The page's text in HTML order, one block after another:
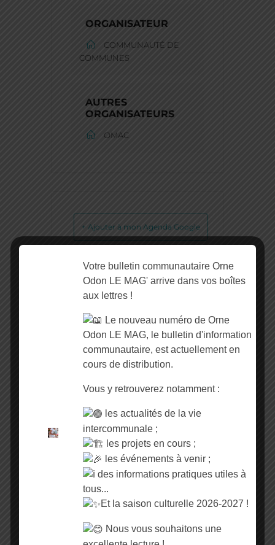
ORGANISATEUR
COMMUNAUTÉ DE
COMMUNES
AUTRES
ORGANISATEURS
OMAC
+ Ajouter à mon Agenda Google
+ iCal / Outlook export
L'événement est terminé.
Étiquettes : ,
#EVÉNEMENT , #SPECTACLE ,
SAISON CULTURELLE
PARTAGEZ CET
ÉVÉNEMENT
Votre bulletin communautaire Orne
Odon LE MAG' arrive dans vos boîtes
aux lettres !
Le nouveau numéro de Orne
Odon LE MAG, le bulletin d'information
communautaire, est actuellement en
cours de distribution.
Vous y retrouverez notamment :
les actualités de la vie
intercommunale ;
les projets en cours ;
les événements à venir ;
des informations pratiques utiles à
tous...
Et la saison culturelle 2026-2027 !
Nous vous souhaitons une